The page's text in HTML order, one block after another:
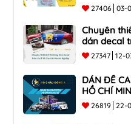
27406 03-
Chuyên
dán decal
các doanh
27347 12-
DÁN ĐỀ
HỒ CHÍ
26819 22-